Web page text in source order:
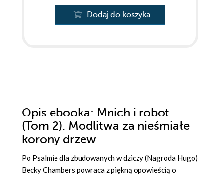
Dodaj do koszyka
Opis ebooka: Mnich i robot
(Tom 2). Modlitwa za nieśmiałe
korony drzew
Po Psalmie dla zbudowanych w dziczy (Nagroda Hugo)
Becky Chambers powraca z piękną opowieścią o